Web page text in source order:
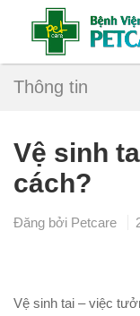
Thông tin
Vệ sinh
cách?
Đăng bởi Petcare
Vệ sinh tai – việc